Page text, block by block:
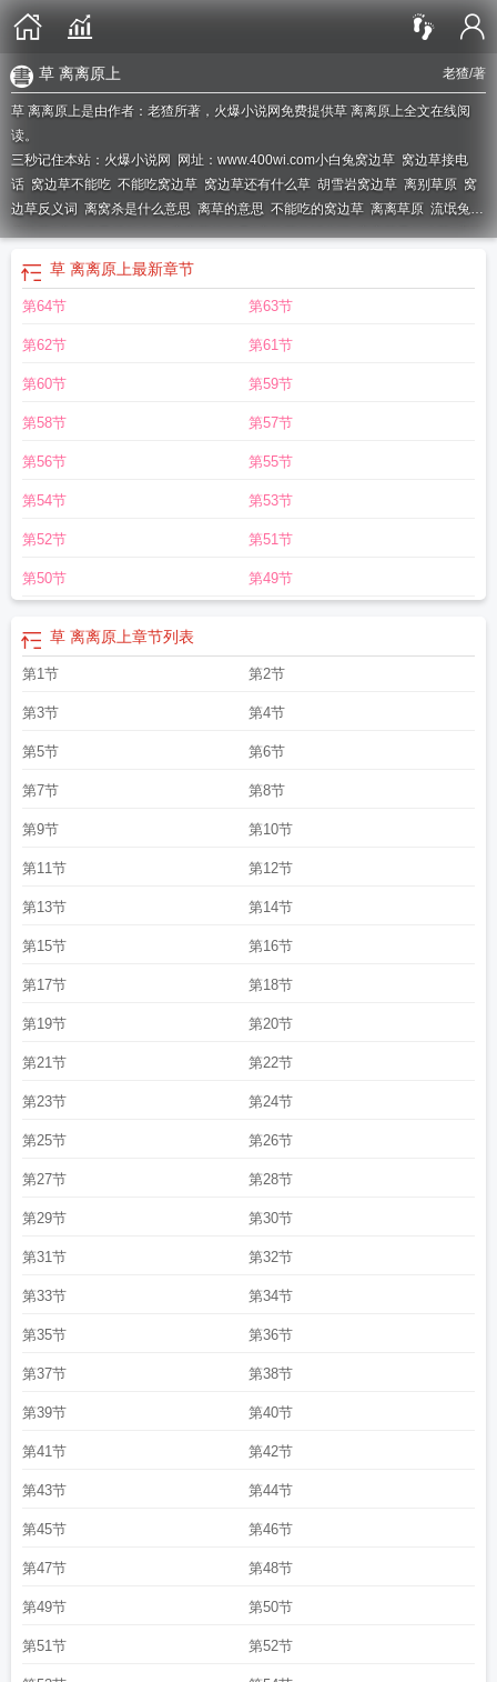
老猹/著
草 离离原上
草 离离原上是由作者：老猹所著，火爆小说网免费提供草 离离原上全文在线阅
读。
三秒记住本站：火爆小说网 网址：www.400wi.com小白兔窝边草 窝边草接电
话 窝边草不能吃 不能吃窝边草 窝边草还有什么草 胡雪岩窝边草 离别草原 窝
边草反义词 离窝杀是什么意思 离草的意思 不能吃的窝边草 离离草原 流氓兔与
窝边草窝边草最后怎么了离离草的作品窝边草的近义词离离草是什么药窝边
草代表几个数字
草 离离原上 什么叫窝边草
思 窝边草回头草
边草电视剧
窝边草不吃白不吃离离草 绿!不仅仅是种颜色
数字什么
窝边草是什么数字
什么数字
健康养生窝边草
草 离离原上最新章节
第64节 第63节
第62节 第61节
第60节 第59节
第58节 第57节
第56节 第55节
第54节 第53节
第52节 第51节
第50节 第49节
草 离离原上章节列表
第1节 第2节
第3节 第4节
第5节 第6节
第7节 第8节
第9节 第10节
第11节 第12节
第13节 第14节
第15节 第16节
第17节 第18节
第19节 第20节
第21节 第22节
第23节 第24节
第25节 第26节
第27节 第28节
第29节 第30节
第31节 第32节
第33节 第34节
第35节 第36节
第37节 第38节
第39节 第40节
第41节 第42节
第43节 第44节
第45节 第46节
第47节 第48节
第49节 第50节
第51节 第52节